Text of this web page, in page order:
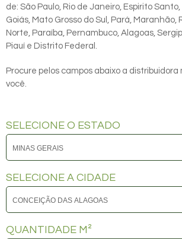
de: São Paulo, Rio de Janeiro, Espirito
Goiás, Mato Grosso do Sul, Pará, Maranhão,
Norte, Paraíba, Pernambuco, Alagoas,
Piauí e Distrito Federal.
Procure pelos campos abaixo a distribuidora
você.
SELECIONE O ESTADO
SELECIONE A CIDADE
QUANTIDADE M²